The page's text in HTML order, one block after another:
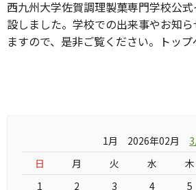
西九州大学佐賀調理製菓専門学校公
設しました。学校での出来事やお知
ますので、是非ご覧ください。トップ
1月 2026年02月
日
月 火 水 木
1
2 3 4 5